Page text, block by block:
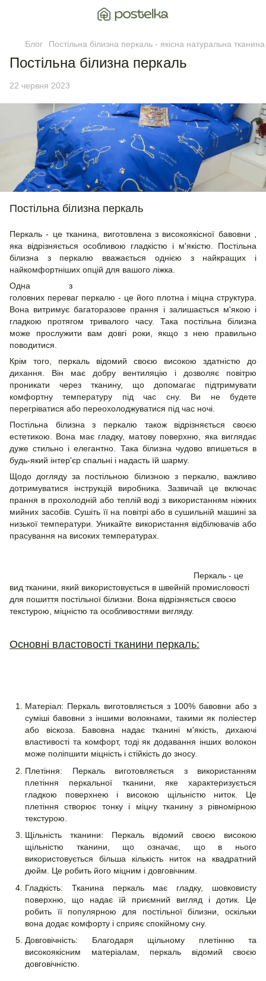
Блог Постільна білизна перкаль - якісна натуральна тканина
Постільна білизна перкаль
22 червня 2023
Постільна білизна перкаль
Перкаль - це тканина, виготовлена з високоякісної бавовни ,
яка відрізняється особливою гладкістю і м'якістю. Постільна
білизна з перкалю вважається однією з найкращих і
найкомфортніших опцій для вашого ліжка.
Одна з
головних переваг перкалю - це його плотна і міцна структура.
Вона витримує багаторазове прання і залишається м'якою і
гладкою протягом тривалого часу. Така постільна білизна
може прослужити вам довгі роки, якщо з нею правильно
поводитися.
Крім того, перкаль відомий своєю високою здатністю до
дихання. Він має добру вентиляцію і дозволяє повітрю
проникати через тканину, що допомагає підтримувати
комфортну температуру під час сну. Ви не будете
перегріватися або переохолоджуватися під час ночі.
Постільна білизна з перкалю також відрізняється своєю
естетикою. Вона має гладку, матову поверхню, яка виглядає
дуже стильно і елегантно. Така білизна чудово впишеться в
будь-який інтер'єр спальні і надасть їй шарму.
Щодо догляду за постільною білизною з перкалю, важливо
дотримуватися інструкцій виробника. Зазвичай це включає
прання в прохолодній або теплій воді з використанням ніжних
мийних засобів. Сушіть її на повітрі або в сушильній машині за
низької температури. Уникайте використання відбілювачів або
прасування на високих температурах.
Перкаль - це
вид тканини, який використовується в швейній промисловості
для пошиття постільної білизни. Вона відрізняється своєю
текстурою, міцністю та особливостями вигляду.
Основні властовості тканини перкаль:
Матеріал: Перкаль виготовляється з 100% бавовни або з
суміші бавовни з іншими волокнами, такими як поліестер
або віскоза. Бавовна надає тканині м'якість, дихаючі
властивості та комфорт, тоді як додавання інших волокон
може поліпшити міцність і стійкість до зносу.
Плетіння: Перкаль виготовляється з використанням
плетіння перкальної тканини, яке характеризується
гладкою поверхнею і високою щільністю ниток. Це
плетіння створює тонку і міцну тканину з рівномірною
текстурою.
Щільність тканини: Перкаль відомий своєю високою
щільністю тканини, що означає, що в нього
використовується більша кількість ниток на квадратний
дюйм. Це робить його міцним і довговічним.
Гладкість: Тканина перкаль має гладку, шовковисту
поверхню, що надає їй приємний вигляд і дотик. Це
робить її популярною для постільної білизни, оскільки
вона додає комфорту і сприяє спокійному сну.
Довговічність: Благодаря щільному плетінню та
високоякісним матеріалам, перкаль відомий своєю
довговічністю.